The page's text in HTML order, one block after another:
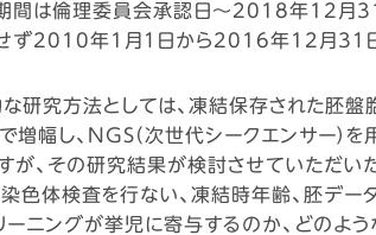
間は倫理委員会承認日〜2018年12月31
ず2010年1月１日から2016年12月3１
研究方法としては、凍結保存された胚
増幅し、NGS（次世代シークエンサー）
が、その研究結果が検討させていただい
色体検査を行ない、凍結時年齢、胚デ
ーニングが挙児に寄与するのか、どのよ